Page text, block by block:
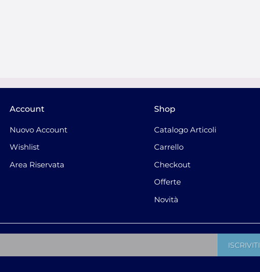
Account
Nuovo Account
Wishlist
Area Riservata
Shop
Catalogo Articoli
Carrello
Checkout
Offerte
Novità